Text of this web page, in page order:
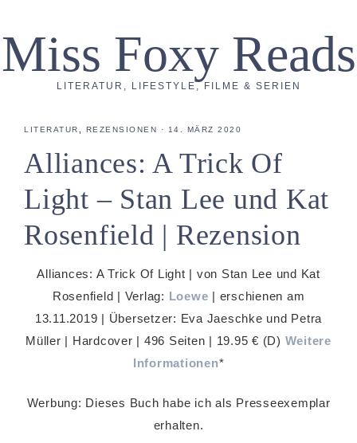
Miss Foxy Reads
LITERATUR, LIFESTYLE, FILME & SERIEN
LITERATUR REZENSIONEN · 14. MÄRZ 2020
Alliances: A Trick Of
Light – Stan Lee und Kat
Rosenfield | Rezension
Alliances: A Trick Of Light | von Stan Lee und Kat
Rosenfield | Verlag: Loewe | erschienen am
13.11.2019 | Übersetzer: Eva Jaeschke und Petra
Müller | Hardcover | 496 Seiten | 19.95 € (D) Weitere
Informationen*
Werbung: Dieses Buch habe ich als Presseexemplar
erhalten.